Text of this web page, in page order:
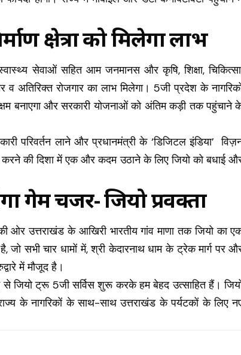
क्षेत्रों को मिलेगा लाभ
सेवाओं सहित आम जनमानस और कृषि, शिक्षा,
व अतिरिक्त रोजगार का लाभ मिलेगा। 5जी प्रदेश के
बनाएगा और सरकारी योजनाओं को अंतिम कड़ी तक पहुंचाने
परिवर्तन लाने और प्रधानमंत्री के ‘डिजिटल इंडिया’
की दिशा में एक और कदम उठाने के लिए जियो को बधाई
गेम चेंजर- जियो प्रवक्ता
ओर उत्तराखंड के आखिरी भारतीय गांव माणा तक जियो का
सभी चार धामों में, श्री केदारनाथ धाम के ट्रेक मार्ग पर
में मौजूद है।
से जियो ट्रू 5जी सर्विस शुरू करके हम बेहद उत्साहित हैं।
के नागरिकों के साथ-साथ उत्तराखंड के पर्यटकों के लिए